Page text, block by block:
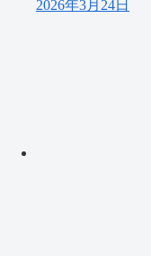
2026年3月24日